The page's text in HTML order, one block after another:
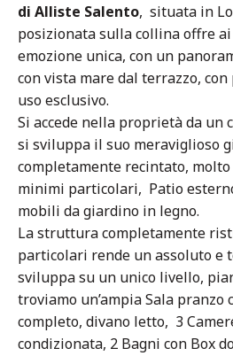
di Alliste Salento, situata in
posizionata sulla collina offre
emozione unica, con un
con vista mare dal terrazzo,
uso esclusivo.
Si accede nella proprietà da un
si sviluppa il suo meraviglioso
completamente recintato,
minimi particolari, Patio
mobili da giardino in legno.
La struttura completamente
particolari rende un assoluto e
sviluppa su un unico livello,
troviamo un’ampia Sala pranzo
completo, divano letto, 3
condizionata, 2 Bagni con Box